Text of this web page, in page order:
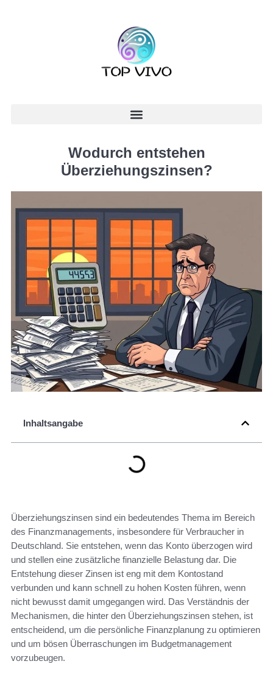
Wodurch entstehen
Überziehungszinsen?
Inhaltsangabe
Überziehungszinsen sind ein bedeutendes Thema im Bereich
des Finanzmanagements, insbesondere für Verbraucher in
Deutschland. Sie entstehen, wenn das Konto überzogen wird
und stellen eine zusätzliche finanzielle Belastung dar. Die
Entstehung dieser Zinsen ist eng mit dem Kontostand
verbunden und kann schnell zu hohen Kosten führen, wenn
nicht bewusst damit umgegangen wird. Das Verständnis der
Mechanismen, die hinter den Überziehungszinsen stehen, ist
entscheidend, um die persönliche Finanzplanung zu optimieren
und um bösen Überraschungen im Budgetmanagement
vorzubeugen.